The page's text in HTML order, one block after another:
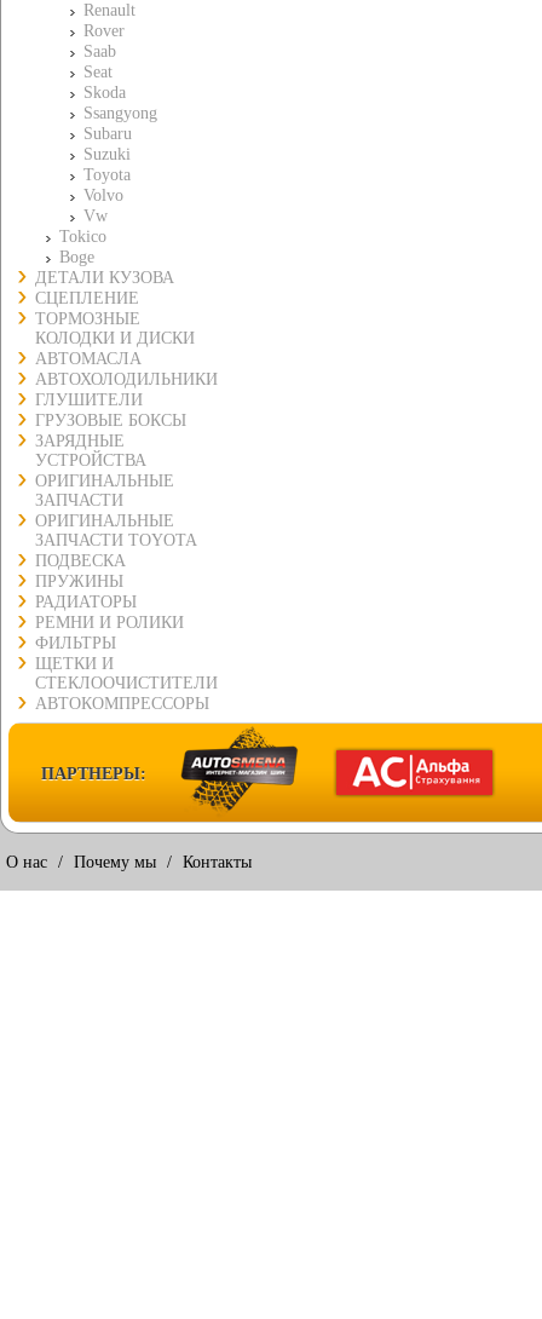
Renault
Rover
Saab
Seat
Skoda
Ssangyong
Subaru
Suzuki
Toyota
Volvo
Vw
Tokico
Boge
ДЕТАЛИ КУЗОВА
СЦЕПЛЕНИЕ
ТОРМОЗНЫЕ
КОЛОДКИ И ДИСКИ
АВТОМАСЛА
АВТОХОЛОДИЛЬНИКИ
ГЛУШИТЕЛИ
ГРУЗОВЫЕ БОКСЫ
ЗАРЯДНЫЕ
УСТРОЙСТВА
ОРИГИНАЛЬНЫЕ
ЗАПЧАСТИ
ОРИГИНАЛЬНЫЕ
ЗАПЧАСТИ TOYOTA
ПОДВЕСКА
ПРУЖИНЫ
РАДИАТОРЫ
РЕМНИ И РОЛИКИ
ФИЛЬТРЫ
ЩЕТКИ И
СТЕКЛООЧИСТИТЕЛИ
АВТОКОМПРЕССОРЫ
ПАРТНЕРЫ:
О нас / Почему мы / Контакты